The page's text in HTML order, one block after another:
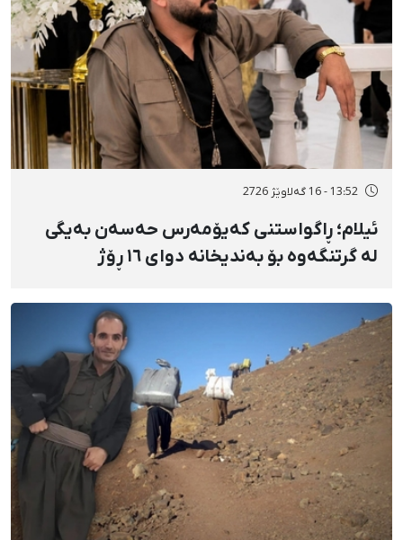
13:52 - 16 گەلاوێژ 2726
ئیلام؛ ڕاگواستنی کەیۆمەرس حەسەن بەیگی
لە گرتنگەوە بۆ بەندیخانە دوای ١٦ ڕۆژ